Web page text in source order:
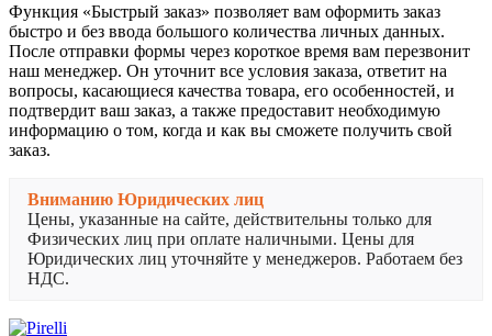
Функция «Быстрый заказ» позволяет вам оформить заказ
быстро и без ввода большого количества личных данных.
После отправки формы через короткое время вам перезвонит
наш менеджер. Он уточнит все условия заказа, ответит на
вопросы, касающиеся качества товара, его особенностей, и
подтвердит ваш заказ, а также предоставит необходимую
информацию о том, когда и как вы сможете получить свой
заказ.
Вниманию Юридических лиц
Цены, указанные на сайте, действительны только для
Физических лиц при оплате наличными. Цены для
Юридических лиц уточняйте у менеджеров. Работаем без
НДС.